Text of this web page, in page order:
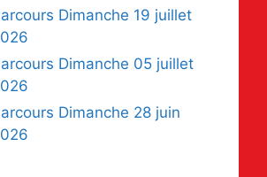
Dimanche 19 juillet
Dimanche 05 juillet
Dimanche 28 juin